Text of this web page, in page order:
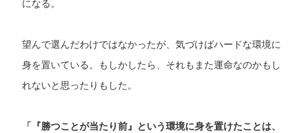
になる。
望んで選んだわけではなかったが、気づけばハードな環境に
身を置いている。もしかしたら、それもまた運命なのかもし
れないと思ったりもした。
「『勝つことが当たり前』という環境に身を置けたことは、